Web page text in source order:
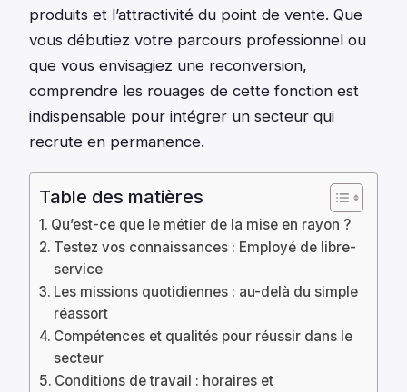
produits et l’attractivité du point de vente. Que
vous débutiez votre parcours professionnel ou
que vous envisagiez une reconversion,
comprendre les rouages de cette fonction est
indispensable pour intégrer un secteur qui
recrute en permanence.
Table des matières
Qu’est-ce que le métier de la mise en rayon ?
Testez vos connaissances : Employé de libre-
service
Les missions quotidiennes : au-delà du simple
réassort
Compétences et qualités pour réussir dans le
secteur
Conditions de travail : horaires et